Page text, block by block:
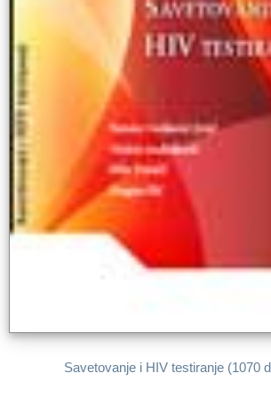
Savetovanje i HIV testiranje (1070